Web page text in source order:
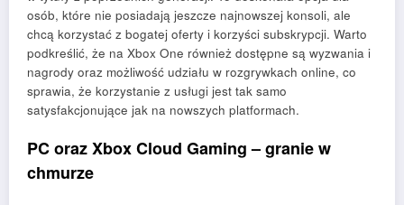
osób, które nie posiadają jeszcze najnowszej konsoli, ale
chcą korzystać z bogatej oferty i korzyści subskrypcji. Warto
podkreślić, że na Xbox One również dostępne są wyzwania i
nagrody oraz możliwość udziału w rozgrywkach online, co
sprawia, że korzystanie z usługi jest tak samo
satysfakcjonujące jak na nowszych platformach.
PC oraz Xbox Cloud Gaming – granie w
chmurze